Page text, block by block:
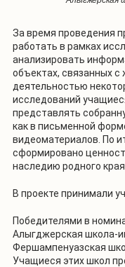
За время проведения
работать в рамках
анализировать
объектах, связанных
деятельностью
исследований
представлять
как в письменной
видеоматериалов. По
сформировано
наследию родного
В проекте принимали
Победителями в
Алыгджерская школа-
Фершампенуазская
Учащиеся этих школ